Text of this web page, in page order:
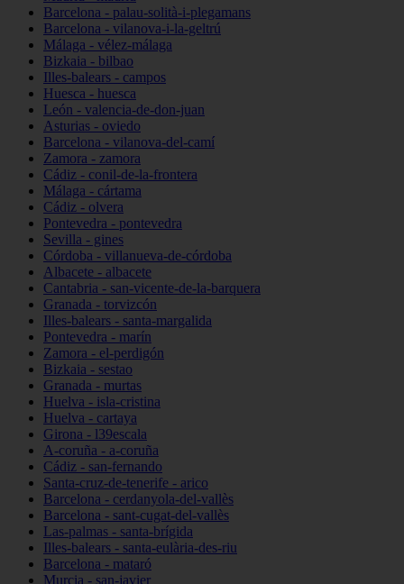
Barcelona - palau-solità-i-plegamans
Barcelona - vilanova-i-la-geltrú
Málaga - vélez-málaga
Bizkaia - bilbao
Illes-balears - campos
Huesca - huesca
León - valencia-de-don-juan
Asturias - oviedo
Barcelona - vilanova-del-camí
Zamora - zamora
Cádiz - conil-de-la-frontera
Málaga - cártama
Cádiz - olvera
Pontevedra - pontevedra
Sevilla - gines
Córdoba - villanueva-de-córdoba
Albacete - albacete
Cantabria - san-vicente-de-la-barquera
Granada - torvizcón
Illes-balears - santa-margalida
Pontevedra - marín
Zamora - el-perdigón
Bizkaia - sestao
Granada - murtas
Huelva - isla-cristina
Huelva - cartaya
Girona - l39escala
A-coruña - a-coruña
Cádiz - san-fernando
Santa-cruz-de-tenerife - arico
Barcelona - cerdanyola-del-vallès
Barcelona - sant-cugat-del-vallès
Las-palmas - santa-brígida
Illes-balears - santa-eulària-des-riu
Barcelona - mataró
Murcia - san-javier